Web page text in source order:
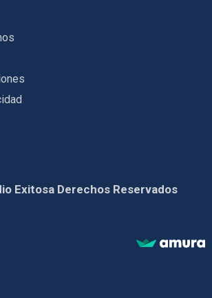
Exitosa Derechos Reservados